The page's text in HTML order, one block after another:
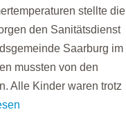
stellte die
den Sanitätsdienst
Saarburg im
mussten von den
Alle Kinder waren trotz